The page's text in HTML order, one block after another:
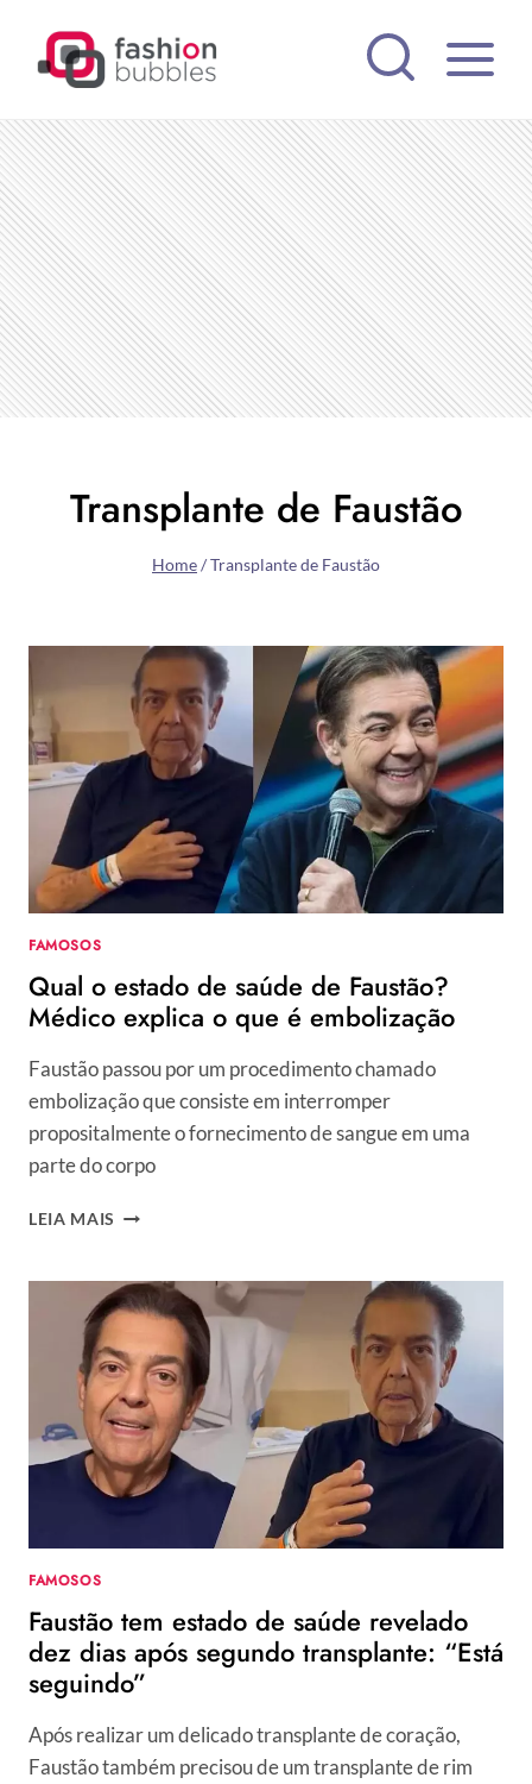
Transplante de Faustão
Home/Transplante de Faustão
FAMOSOS
Qual o estado de saúde de Faustão?
Médico explica o que é embolização
Faustão passou por um procedimento chamado
embolização que consiste em interromper
propositalmente o fornecimento de sangue em uma
parte do corpo
LEIA MAIS QUAL
DE
SAÚDE
FAUSTÃO?
MÉDICO
EXPLICA
O
QUE
É
EMBOLIZAÇÃO
FAMOSOS
Faustão tem estado de saúde revelado
dez dias após segundo transplante: “Está
seguindo”
Após realizar um delicado transplante de coração,
Faustão também precisou de um transplante de rim